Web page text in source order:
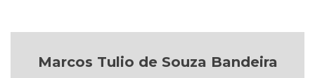
Marcos Tulio de Souza Bandeira